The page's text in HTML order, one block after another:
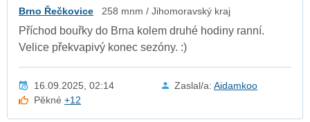
Brno Řečkovice 258 mnm / Jihomoravský kraj
Příchod bouřky do Brna kolem druhé hodiny ranní.
Velice překvapivý konec sezóny. :)
16.09.2025, 02:14 Zaslal/a: Aidamkoo
Pěkné+12